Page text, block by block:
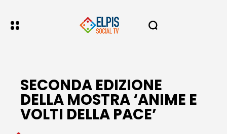
SECONDA EDIZIONE
DELLA MOSTRA ‘ANIME E
VOLTI DELLA PACE’